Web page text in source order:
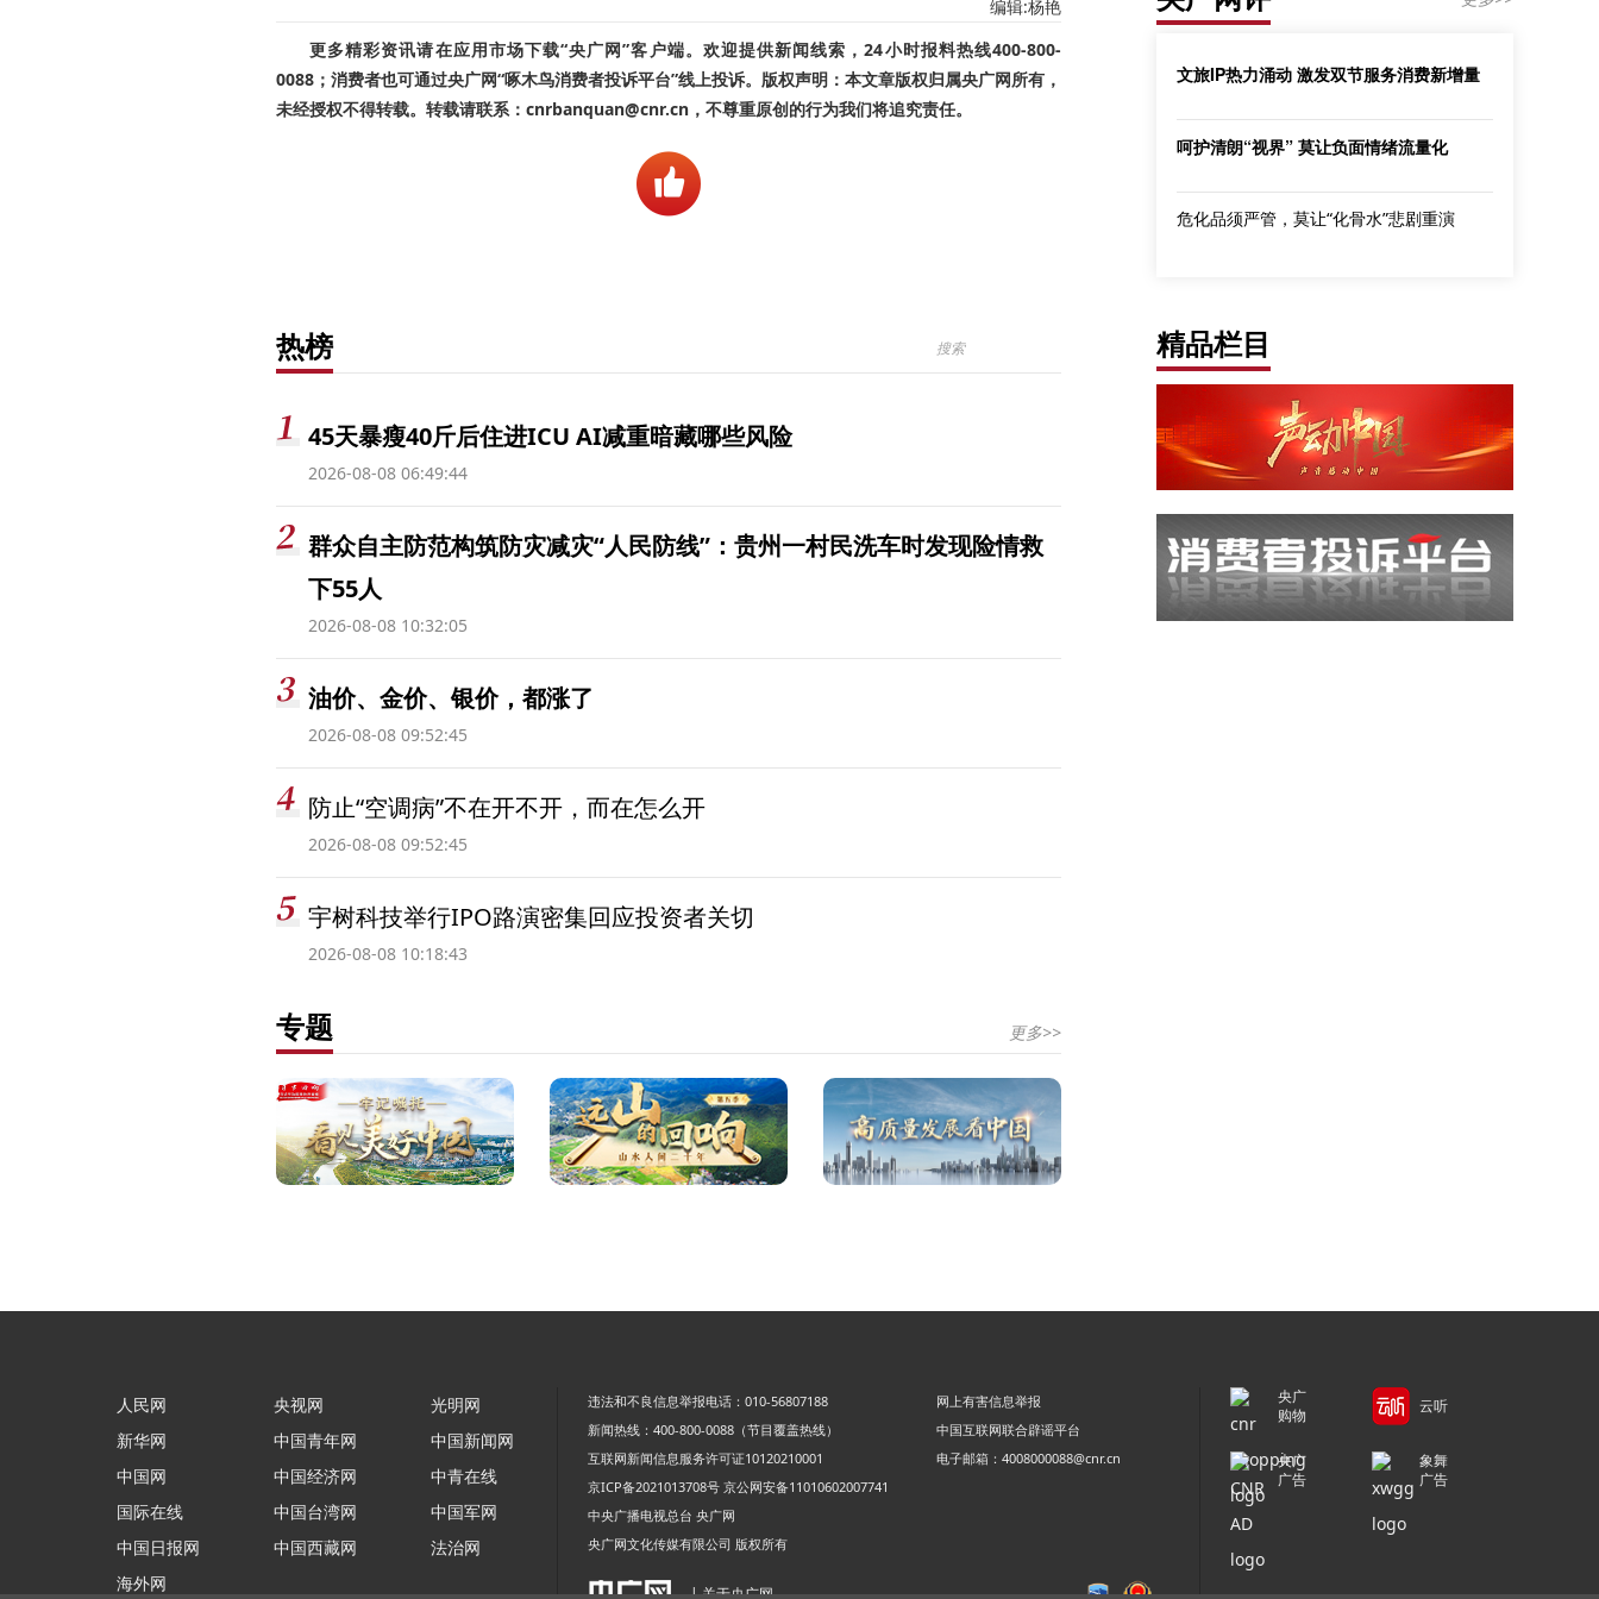
编辑:杨艳
更多精彩资讯请在应用市场下载“央广网”客户端。欢迎提供新闻线索，24小时报料热线400-800-
0088；消费者也可通过央广网“啄木鸟消费者投诉平台”线上投诉。版权声明：本文章版权归属央广网所有，
未经授权不得转载。转载请联系：cnrbanquan@cnr.cn，不尊重原创的行为我们将追究责任。
热榜
45天暴瘦40斤后住进ICU AI减重暗藏哪些风险
2026-08-08 06:49:44
群众自主防范构筑防灾减灾“人民防线”：贵州一村民洗车时发现险情救
下55人
2026-08-08 10:32:05
油价、金价、银价，都涨了
2026-08-08 09:52:45
防止“空调病”不在开不开，而在怎么开
2026-08-08 09:52:45
宇树科技举行IPO路演密集回应投资者关切
2026-08-08 10:18:43
专题 更多>>
文旅IP热力涌动 激发双节服务消费新增量
呵护清朗“视界” 莫让负面情绪流量化
危化品须严管，莫让“化骨水”悲剧重演
精品栏目
人民网
新华网
中国网
国际在线
中国日报网
海外网
央视网
中国青年网
中国经济网
中国台湾网
中国西藏网
光明网
中国新闻网
中青在线
中国军网
法治网
违法和不良信息举报电话：010-56807188
网上有害信息举报
新闻热线：400-800-0088（节目覆盖热线）
中国互联网联合辟谣平台
互联网新闻信息服务许可证10120210001
电子邮箱：4008000088@cnr.cn
京ICP备2021013708号 京公网安备11010602007741
中央广播电视总台 央广网
央广网文化传媒有限公司 版权所有
| 关于央广网
央广
购物
云听
央广
广告
象舞
广告